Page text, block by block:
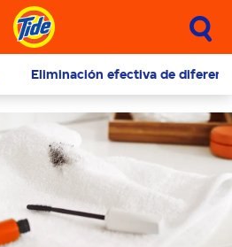
Eliminación efectiva de